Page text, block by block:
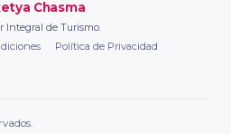
Chasma
Integral de Turismo.
Política de Privacidad